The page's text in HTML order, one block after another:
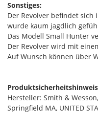
Sonstiges:
Der Revolver befindet sich
wurde kaum jagdlich
Das Modell Small Hunter
Der Revolver wird mit
Auf Wunsch können über
Hersteller: Smith &
Springfield MA, UNITED